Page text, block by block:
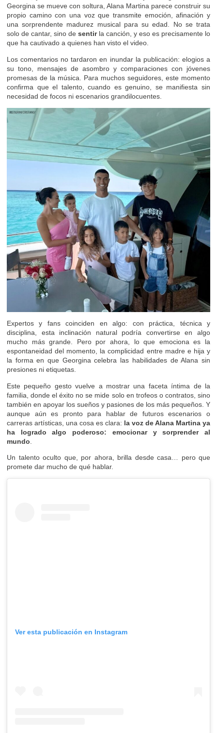
Georgina se mueve con soltura, Alana Martina parece construir su
propio camino con una voz que transmite emoción, afinación y
una sorprendente madurez musical para su edad. No se trata
solo de cantar, sino de sentirla canción, y eso es precisamente lo
que ha cautivado a quienes han visto el video.
Los comentarios no tardaron en inundar la publicación: elogios a
su tono, mensajes de asombro y comparaciones con jóvenes
promesas de la música. Para muchos seguidores, este momento
confirma que el talento, cuando es genuino, se manifiesta sin
necesidad de focos ni escenarios grandilocuentes.
Expertos y fans coinciden en algo: con práctica, técnica y
disciplina, esta inclinación natural podría convertirse en algo
mucho más grande. Pero por ahora, lo que emociona es la
espontaneidad del momento, la complicidad entre madre e hija y
la forma en que Georgina celebra las habilidades de Alana sin
presiones ni etiquetas.
Este pequeño gesto vuelve a mostrar una faceta íntima de la
familia, donde el éxito no se mide solo en trofeos o contratos, sino
también en apoyar los sueños y pasiones de los más pequeños. Y
aunque aún es pronto para hablar de futuros escenarios o
carreras artísticas, una cosa es clara: la voz de Alana Martina ya
ha logrado algo poderoso: emocionar y sorprender al
mundo
Un talento oculto que, por ahora, brilla desde casa… pero que
promete dar mucho de qué hablar.
Ver esta publicación en Instagram